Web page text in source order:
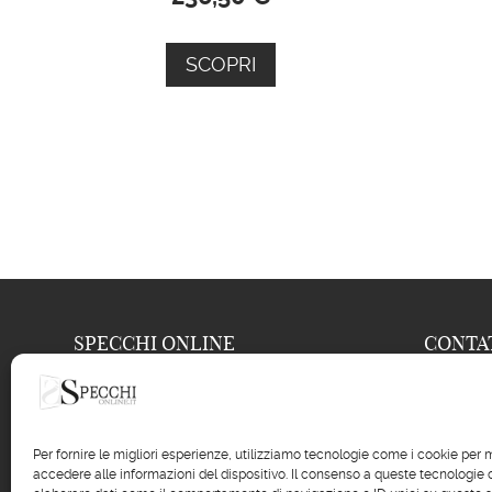
Per fornire le migliori esperienze, utilizziamo tecnologie come i cookie per
accedere alle informazioni del dispositivo. Il consenso a queste tecnologie
SCOPRI
SPECCHI ONLINE
Frison Renzo s.a.s.
35040 Casale di Scodosia (PD)
